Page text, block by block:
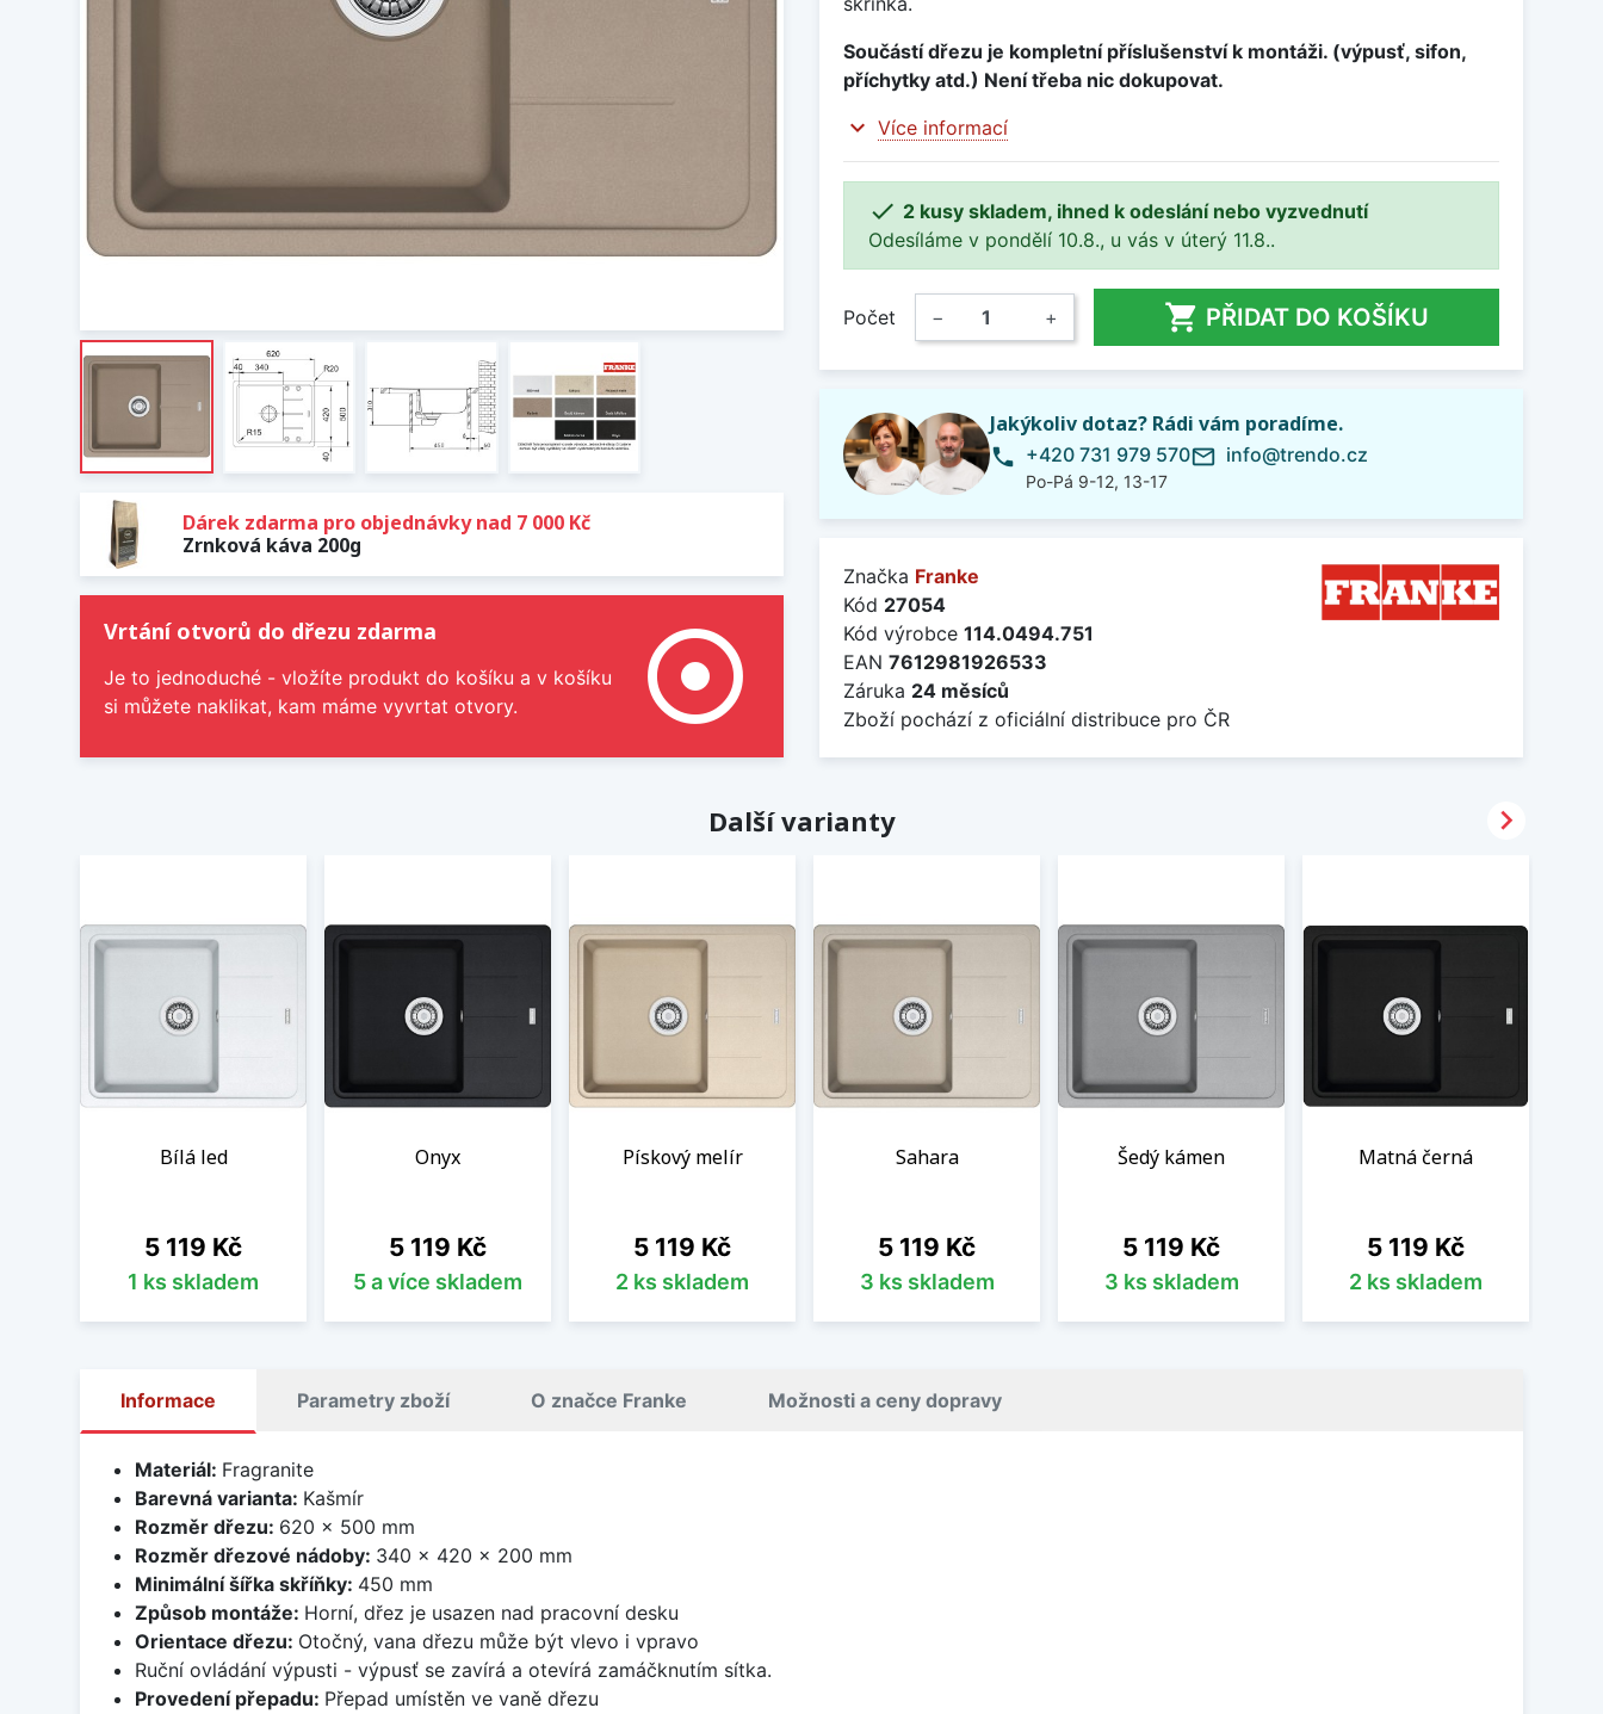
Dárek zdarma pro objednávky nad 7 000 Kč
Zrnková káva 200g
Vrtání otvorů do dřezu zdarma
Je to jednoduché - vložíte produkt do košíku a v košíku
si můžete naklikat, kam máme vyvrtat otvory.
adjust
Součástí dřezu je kompletní příslušenství k montáži. (výpusť, sifon,
příchytky atd.) Není třeba nic dokupovat.
expand_more Více informací
 2 kusy skladem, ihned k odeslání nebo vyzvednutí
Odesíláme v pondělí 10.8., u vás v úterý 11.8..
Počet − +  PŘIDAT DO KOŠÍKU
Jakýkoliv dotaz? Rádi vám poradíme.
phone +420 731 979 570
Po-Pá 9-12, 13-17
mail_outline info@trendo.cz
Značka Franke
Kód 27054
Kód výrobce 114.0494.751
EAN 7612981926533
Záruka 24 měsíců
Zboží pochází z oficiální distribuce pro ČR
Další varianty
Bílá led
Cena
5 119 Kč
1 ks skladem
Onyx
Cena
5 119 Kč
5 a více skladem
Pískový melír
Cena
5 119 Kč
2 ks skladem
Sahara
Cena
5 119 Kč
3 ks skladem
Šedý kámen
Cena
5 119 Kč
3 ks skladem
Matná černá
Cena
5 119 Kč
2 ks skladem

Informace Parametry zboží O značce Franke Možnosti a ceny dopravy
Materiál: Fragranite
Barevná varianta: Kašmír
Rozměr dřezu: 620 x 500 mm
Rozměr dřezové nádoby: 340 x 420 x 200 mm
Minimální šířka skříňky: 450 mm
Způsob montáže: Horní, dřez je usazen nad pracovní desku
Orientace dřezu: Otočný, vana dřezu může být vlevo i vpravo
Ruční ovládání výpusti - výpusť se zavírá a otevírá zamáčknutím sítka.
Provedení přepadu: Přepad umístěn ve vaně dřezu